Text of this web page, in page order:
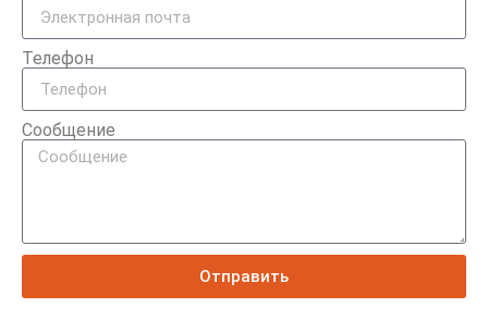
Телефон
Сообщение
Отправить